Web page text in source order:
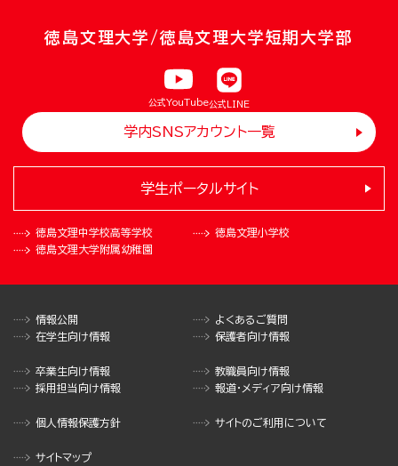
徳島文理大学/徳島文理大学短期大学部
公式YouTube公式LINE
学内SNSアカウント一覧
徳島文理中学校高等学校
徳島文理小学校
徳島文理大学附属幼稚園
学生ポータルサイト
情報公開
よくあるご質問
在学生向け情報
保護者向け情報
卒業生向け情報
教職員向け情報
採用担当向け情報
報道・メディア向け情報
個人情報保護方針 サイトのご利用について
サイトマップ